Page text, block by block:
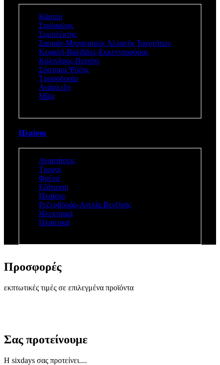
Κάρτερ
Στρόφαλος
Συμπλέκτης
Σασμάν-Μηχανισμός Αλλαγής Ταχυτήτων
Κεφαλή-Βαλβίδες-Εκκεντροφόρος
Κύλινδρος-Πιστόνι
Σύστημα Ψύξης
Τροφοδοσία
Ανάφλεξη
Μίζα
Πλαίσιο
Αναρτήσεις
Τροχοί
Φρένα
Εξάτμιση
Πλαίσιο
Ρεζερβουάρ-Αντλία Βενζίνης
Ηλεκτρικά
Πλαστικά
Προσφορές
εκπτωτικές τιμές σε επιλεγμένα προϊόντα
Σας προτείνουμε
Η sixdays σας προτείνει....